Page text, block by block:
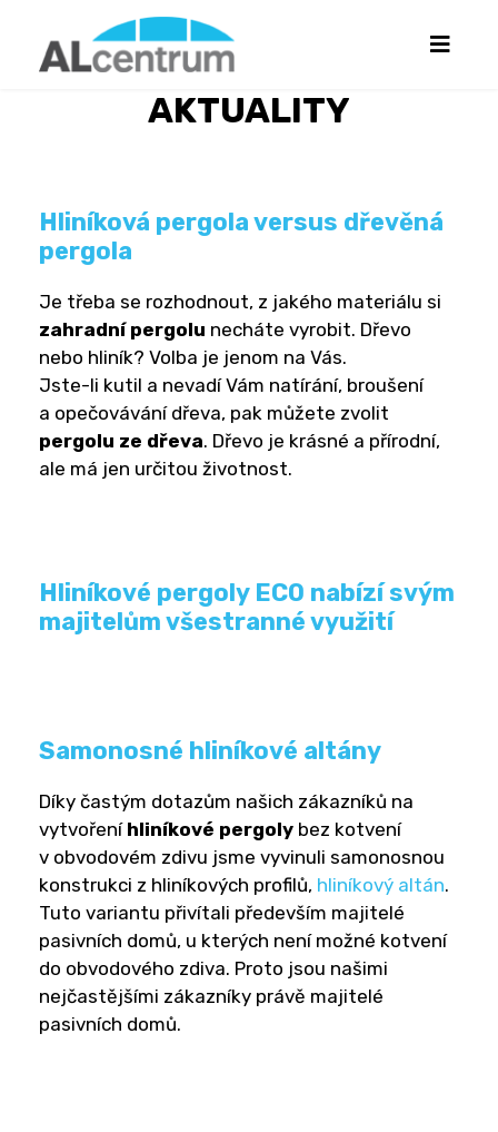
AKTUALITY
Hliníková pergola versus dřevěná
pergola
Je třeba se rozhodnout, z jakého materiálu si
zahradní pergolu necháte vyrobit. Dřevo
nebo hliník? Volba je jenom na Vás.
Jste-li kutil a nevadí Vám natírání, broušení
a opečovávání dřeva, pak můžete zvolit
pergolu ze dřeva. Dřevo je krásné a přírodní,
ale má jen určitou životnost.
Hliníkové pergoly ECO nabízí svým
majitelům všestranné využití
Samonosné hliníkové altány
Díky častým dotazům našich zákazníků na
vytvoření hliníkové pergoly bez kotvení
v obvodovém zdivu jsme vyvinuli samonosnou
konstrukci z hliníkových profilů, hliníkový altán.
Tuto variantu přivítali především majitelé
pasivních domů, u kterých není možné kotvení
do obvodového zdiva. Proto jsou našimi
nejčastějšími zákazníky právě majitelé
pasivních domů.